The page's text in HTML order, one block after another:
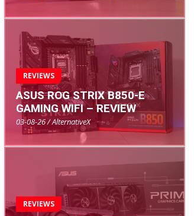
REVIEWS
ASUS ROG STRIX B850-E
GAMING WIFI – REVIEW
03-08-26 / AlternativeX
REVIEWS